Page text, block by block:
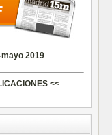
2019
<<